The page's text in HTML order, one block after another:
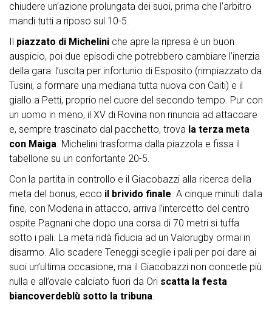
chiudere un’azione prolungata dei suoi, prima che l’arbitro
mandi tutti a riposo sul 10-5.
Il piazzato di Michelini che apre la ripresa è un buon
auspicio, poi due episodi che potrebbero cambiare l’inerzia
della gara: l’uscita per infortunio di Esposito (rimpiazzato da
Tusini, a formare una mediana tutta nuova con Caiti) e il
giallo a Petti, proprio nel cuore del secondo tempo. Pur con
un uomo in meno, il XV di Rovina non rinuncia ad attaccare
e, sempre trascinato dal pacchetto, trova la terza meta
con Maiga. Michelini trasforma dalla piazzola e fissa il
tabellone su un confortante 20-5.
Con la partita in controllo e il Giacobazzi alla ricerca della
meta del bonus, ecco il brivido finale. A cinque minuti dalla
fine, con Modena in attacco, arriva l’intercetto del centro
ospite Pagnani che dopo una corsa di 70 metri si tuffa
sotto i pali. La meta ridà fiducia ad un Valorugby ormai in
disarmo. Allo scadere Teneggi sceglie i pali per poi dare ai
suoi un’ultima occasione, ma il Giacobazzi non concede più
nulla e all’ovale calciato fuori da Ori scatta la festa
biancoverdeblù sotto la tribuna.